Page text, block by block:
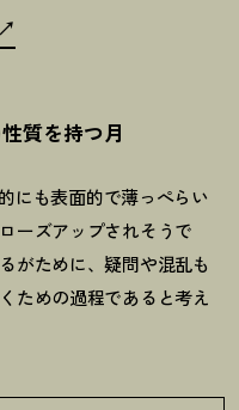
質を持つ月
にも表面的で薄っぺらい
ーズアップされそうで
がために、疑問や混乱も
ための過程であると考え